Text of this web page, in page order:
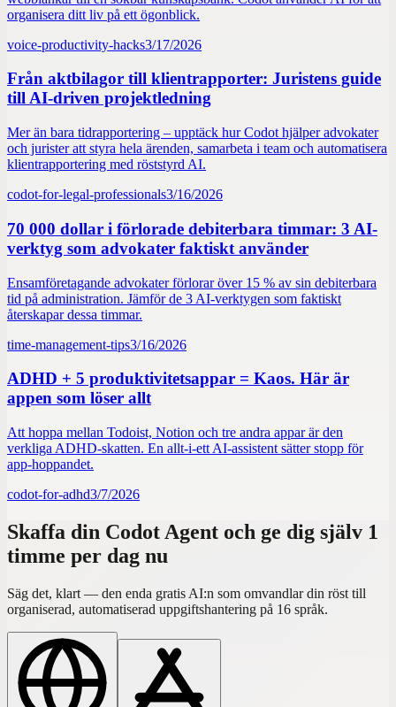
organisera ditt liv på ett ögonblick.
voice-productivity-hacks3/17/2026
Från aktbilagor till klientrapporter: Juristens guide
till AI-driven projektledning
Mer än bara tidrapportering – upptäck hur Codot hjälper advokater
och jurister att styra hela ärenden, samarbeta i team och automatisera
klientrapportering med röststyrd AI.
codot-for-legal-professionals3/16/2026
70 000 dollar i förlorade debiterbara timmar: 3 AI-
verktyg som advokater faktiskt använder
Ensamföretagande advokater förlorar över 15 % av sin debiterbara
tid på administration. Jämför de 3 AI-verktygen som faktiskt
återskapar dessa timmar.
time-management-tips3/16/2026
ADHD + 5 produktivitetsappar = Kaos. Här är
appen som löser allt
Att hoppa mellan Todoist, Notion och tre andra appar är den
verkliga ADHD-skatten. En allt-i-ett AI-assistent sätter stopp för
app-hoppandet.
codot-for-adhd3/7/2026
Skaffa din Codot Agent och ge dig själv 1
timme per dag nu
Säg det, klart — den enda gratis AI:n som omvandlar din röst till
organiserad, automatiserad uppgiftshantering på 16 språk.